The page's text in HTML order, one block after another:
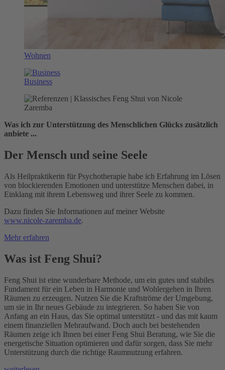
Wohnen
Business
Was ich zur Unterstützung des Menschlichen Glücks zusätzlich
anbiete ...
Der Mensch und seine Seele
Als Heilpraktikerin für Psychotherapie habe ich Erfahrung im Lösen
von blockierenden Emotionen und unterstütze Menschen dabei, in
Einklang mit ihrem Lebensweg und ihrer Seele zu kommen.
Dazu finden Sie Informationen auf meiner Website
www.nicole-zaremba.de.
Mehr erfahren
Was ist Feng Shui?
Feng Shui ist eine wunderbare Methode, um ein gutes und stabiles
Fundament für ein Leben in Harmonie und Wohlergehen in Ihren
Räumen zu erzeugen. Nutzen Sie die Kraftströme der Umgebung,
um sie in Ihr neues Gebäude zu integrieren. So haben Sie von
Anfang an ein Haus, das Sie optimal unterstützt - und das mit kaum
einem finanziellen Mehraufwand. Doch auch bei bestehenden
Räumen zeige ich Ihnen bei einer Feng Shui Beratung, wie Sie die
energetische Situation optimieren und dafür sorgen, dass Sie mehr
Unterstützung durch die richtige Raumnutzung erfahren.